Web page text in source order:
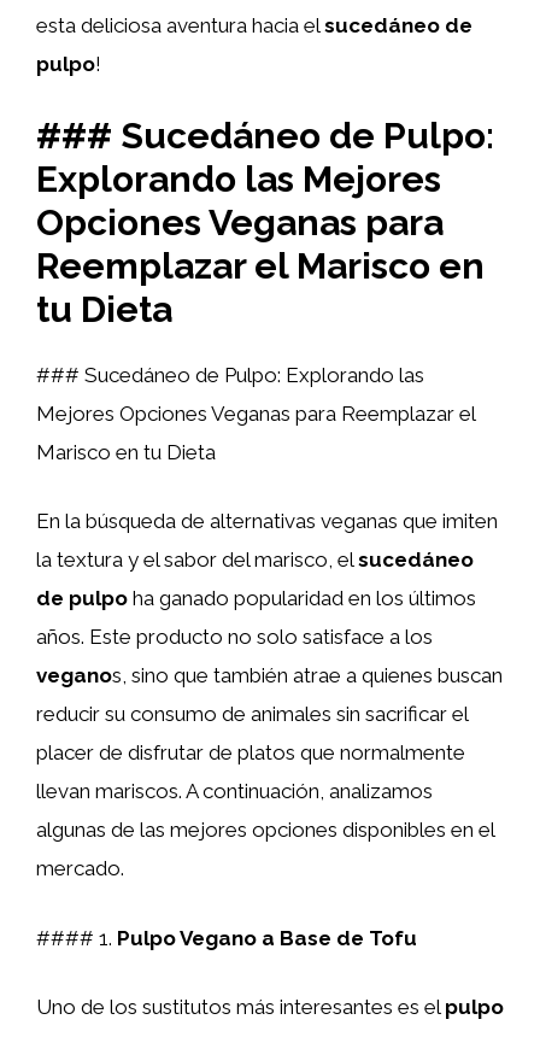
esta deliciosa aventura hacia elsucedáneo de
pulpo!
### Sucedáneo de Pulpo:
Explorando las Mejores
Opciones Veganas para
Reemplazar el Marisco en
tu Dieta
### Sucedáneo de Pulpo: Explorando las
Mejores Opciones Veganas para Reemplazar el
Marisco en tu Dieta
En la búsqueda de alternativas veganas que imiten
la textura y el sabor del marisco, elsucedáneo
de pulpo ha ganado popularidad en los últimos
años. Este producto no solo satisface a los
veganos, sino que también atrae a quienes buscan
reducir su consumo de animales sin sacrificar el
placer de disfrutar de platos que normalmente
llevan mariscos. A continuación, analizamos
algunas de las mejores opciones disponibles en el
mercado.
#### 1. Pulpo Vegano a Base de Tofu
Uno de los sustitutos más interesantes es el pulpo